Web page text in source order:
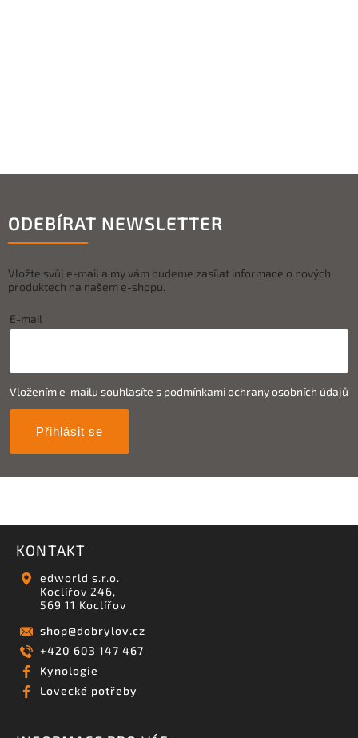
ODEBÍRAT NEWSLETTER
Vložte svůj e-mail a my vám budeme zasílat informace o nových
produktech na našem e-shopu.
E-mail
Vložením e-mailu souhlasíte s podmínkami ochrany osobních údajů
Přihlásit se
KONTAKT
edworld s.r.o.
Koclířov 246,
569 11 Koclířov
shop@dobrylov.cz
+420 603 147 467
Kynologie
Lovecké potřeby